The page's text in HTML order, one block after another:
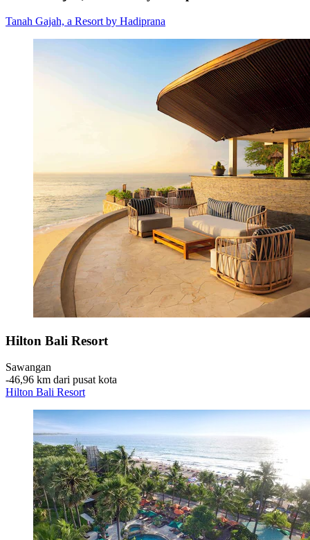
Tanah Gajah, a Resort by Hadiprana
Hilton Bali Resort
Sawangan
‐46,96 km dari pusat kota
Hilton Bali Resort